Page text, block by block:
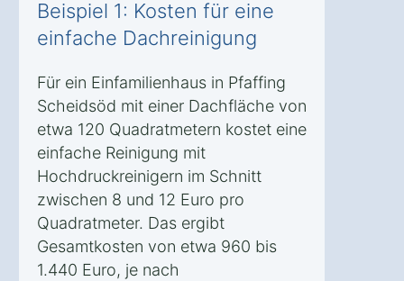
Beispiel 1: Kosten für eine
einfache Dachreinigung
Für ein Einfamilienhaus in Pfaffing
Scheidsöd mit einer Dachfläche von
etwa 120 Quadratmetern kostet eine
einfache Reinigung mit
Hochdruckreinigern im Schnitt
zwischen 8 und 12 Euro pro
Quadratmeter. Das ergibt
Gesamtkosten von etwa 960 bis
1.440 Euro, je nach